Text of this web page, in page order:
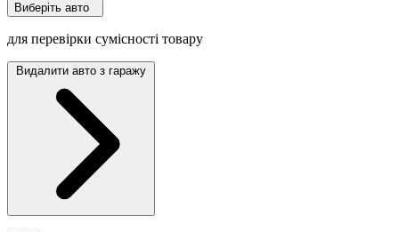
Виберіть авто
для перевірки сумісності товару
Видалити авто з гаражу